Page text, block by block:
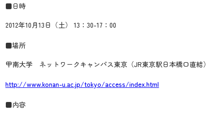
■日時
2012年10月13日（土） 13：30-17：00
■場所
甲南大学 ネットワークキャンパス東京（JR東京駅日本橋口直結）
http://www.konan-u.ac.jp/tokyo/access/index.html
■内容